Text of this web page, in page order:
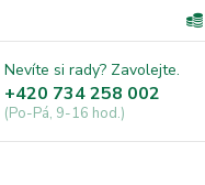
Nevíte si rady? Zavolejte.
+420 734 258 002
(Po-Pá, 9-16 hod.)